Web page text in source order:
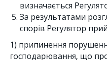
визначається
За результатами
спорів Регулятор
1) припинення
господарювання, що